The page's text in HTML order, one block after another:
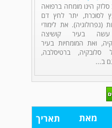
הינו מומחה ברפואה
לסוכרת, יתר לחץ דם
(נפרולוגיה). את לימודי
בעיר קושיצה
ואת המומחיות בעיר
סלובקיה, ברטיסלבה,
ב...
מאת תאריך